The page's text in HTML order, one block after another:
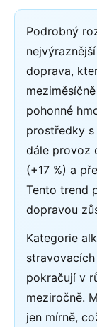
Podrobný
doprava,
pohonné
prostředky s
dále provoz
(+17 %) a
Tento trend
dopravou
Kategorie
pokračují v
meziročně.
jen mírně,